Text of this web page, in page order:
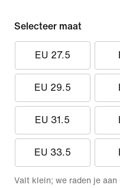
Selecteer maat
EU 27.5
EU 29.5
EU 31.5
EU 33.5
Valt klein; we raden je